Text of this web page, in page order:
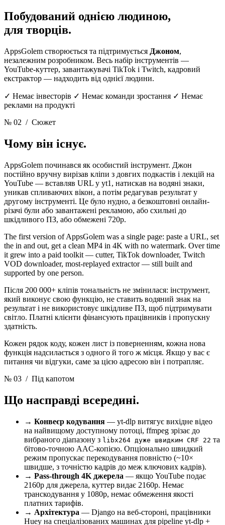
Побудований однією людиною,
для творців.
AppsGolem створюється та підтримується Джоном,
незалежним розробником. Весь набір інструментів —
YouTube-куттер, завантажувачі TikTok і Twitch, кадровий
екстрактор — надходить від однієї людини.
✓ Немає інвесторів ✓ Немає команди зростання ✓ Немає
реклами на продукті
№ 02 / Сюжет
Чому він існує.
AppsGolem починався як особистий інструмент. Джон
постійно вручну вирізав кліпи з довгих подкастів і лекцій на
YouTube — вставляв URL у yt1, натискав на водяні знаки,
уникав спливаючих вікон, а потім редагував результат у
другому інструменті. Це було нудно, а безкоштовні онлайн-
різачі були або завантажені рекламою, або схильні до
шкідливого ПЗ, або обмежені 720p.
The first version of AppsGolem was a single page: paste a URL, set
the in and out, get a clean MP4 in 4K with no watermark. Over time
it grew into a paid toolkit — cutter, TikTok downloader, Twitch
VOD downloader, most-replayed extractor — still built and
supported by one person.
Після 200 000+ кліпів тональність не змінилася: інструмент,
який виконує свою функцію, не ставить водяний знак на
результат і не використовує шкідливе ПЗ, щоб підтримувати
світло. Платні клієнти фінансують працівників і пропускну
здатність.
Кожен рядок коду, кожен лист із поверненням, кожна нова
функція надсилається з одного й того ж місця. Якщо у вас є
питання чи відгуки, саме за цією адресою він і потрапляє.
№ 03 / Під капотом
Що насправді всередині.
→ Конвеєр кодування — yt-dlp витягує вихідне відео
на найвищому доступному потоці, ffmpeg зрізає до
вибраного діапазону з libx264 дуже швидким CRF 22 та
бітово-точною AAC-копією. Опціонально швидкий
режим пропускає перекодування повністю (~10×
швидше, з точністю кадрів до меж ключових кадрів).
→ Pass-through 4K джерела — якщо YouTube подає
2160p для джерела, куттер видає 2160p. Немає
транскодування у 1080p, немає обмеження якості
платних тарифів.
→ Архітектура — Django на веб-стороні, працівники
Huey на спеціалізованих машинах для pipeline yt-dlp +